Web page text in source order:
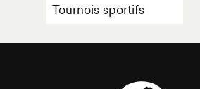
Tournois sportifs